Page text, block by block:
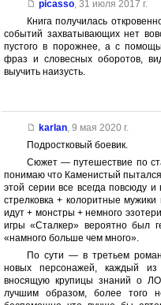
picasso, 31 июля 2017 г.
Книга получилась
событий захватывающих нет
пустого в порожнее, а с
фраз и словесных оборотов,
выучить наизусть.
karlan, 9 мая 2020 г.
Подростковый боевик.
Сюжет — путешествие по
понимаю что Каменистый
этой серии все всегда повсюду
стрелковка + колоритные
идут + монстры + немного
игры «Сталкер» вероятно был
«намного больше чем много».
По сути — в третьем
новых персонажей, каждый из
вносящую крупицы знаний о
лучшим образом, более того